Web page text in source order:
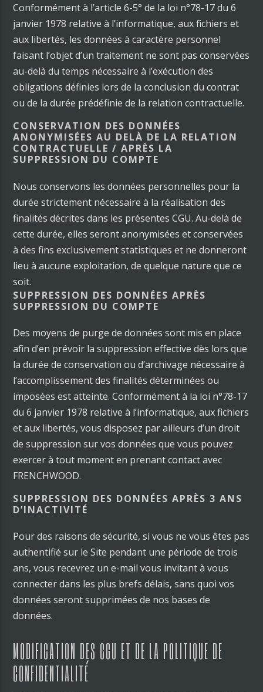
Conformément à l’article 6-5° de la loi n°78-17 du 6
janvier 1978 relative à l’informatique, aux fichiers et
aux libertés, les données à caractère personnel
faisant l’objet d’un traitement ne sont pas conservées
au-delà du temps nécessaire à l’exécution des
obligations définies lors de la conclusion du contrat
ou de la durée prédéfinie de la relation contractuelle.
CONSERVATION DES DONNÉES
ANONYMISÉES AU DELÀ DE LA RELATION
CONTRACTUELLE / APRÈS LA
SUPPRESSION DU COMPTE
Nous conservons les données personnelles pour la
durée strictement nécessaire à la réalisation des
finalités décrites dans les présentes CGU. Au-delà de
cette durée, elles seront anonymisées et conservées
à des fins exclusivement statistiques et ne donneront
lieu à aucune exploitation, de quelque nature que ce
soit.
SUPPRESSION DES DONNÉES APRÈS
SUPPRESSION DU COMPTE
Des moyens de purge de données sont mis en place
afin d’en prévoir la suppression effective dès lors que
la durée de conservation ou d’archivage nécessaire à
l’accomplissement des finalités déterminées ou
imposées est atteinte. Conformément à la loi n°78-17
du 6 janvier 1978 relative à l’informatique, aux fichiers
et aux libertés, vous disposez par ailleurs d’un droit
de suppression sur vos données que vous pouvez
exercer à tout moment en prenant contact avec
FRENCHWOOD.
SUPPRESSION DES DONNÉES APRÈS 3 ANS
D’INACTIVITÉ
Pour des raisons de sécurité, si vous ne vous êtes pas
authentifié sur le Site pendant une période de trois
ans, vous recevrez un e-mail vous invitant à vous
connecter dans les plus brefs délais, sans quoi vos
données seront supprimées de nos bases de
données.
MODIFICATION DES CGU ET DE LA POLITIQUE DE
CONFIDENTIALITÉ